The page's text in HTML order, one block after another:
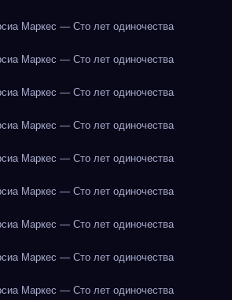
Маркес — Сто лет одиночества
Маркес — Сто лет одиночества
Маркес — Сто лет одиночества
Маркес — Сто лет одиночества
Маркес — Сто лет одиночества
Маркес — Сто лет одиночества
Маркес — Сто лет одиночества
Маркес — Сто лет одиночества
Маркес — Сто лет одиночества